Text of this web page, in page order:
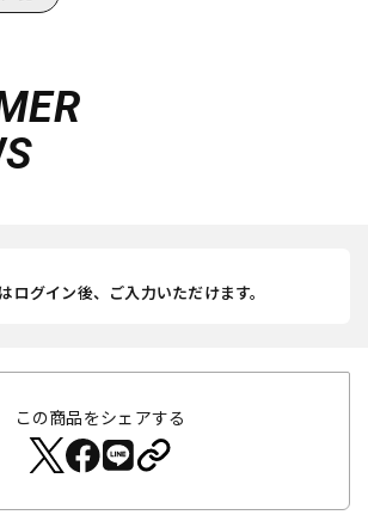
ログイン後、ご入力いただけます。
この商品をシェアする